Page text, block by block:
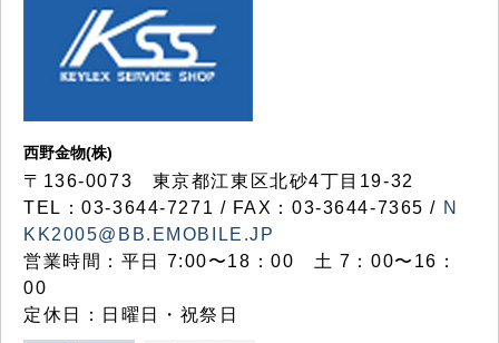
西野金物(株)
〒136-0073 東京都江東区北砂4丁目19-32
TEL：03‐3644‐7271 / FAX：03-3644-7365 / N
KK2005@BB.EMOBILE.JP
営業時間：平日 7:00〜18：00 土 7：00〜16：
00
定休日：日曜日・祝祭日